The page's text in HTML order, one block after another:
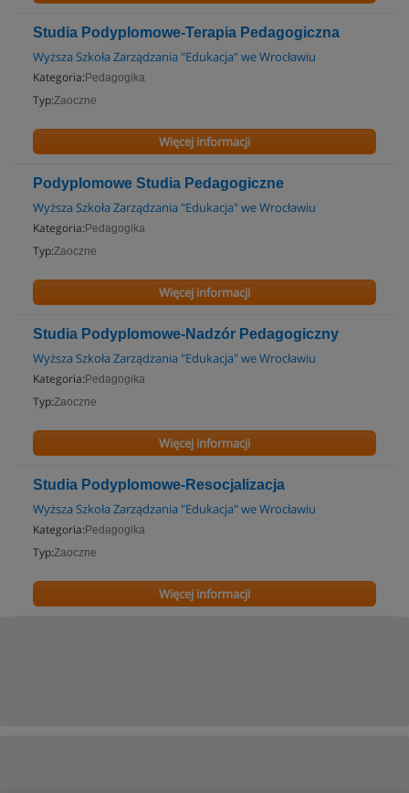
Studia Podyplomowe-Terapia Pedagogiczna
Wyższa Szkoła Zarządzania "Edukacja" we Wrocławiu
Kategoria: Pedagogika
Typ:Zaoczne
Więcej informacji
Podyplomowe Studia Pedagogiczne
Wyższa Szkoła Zarządzania "Edukacja" we Wrocławiu
Kategoria: Pedagogika
Typ:Zaoczne
Więcej informacji
Studia Podyplomowe-Nadzór Pedagogiczny
Wyższa Szkoła Zarządzania "Edukacja" we Wrocławiu
Kategoria: Pedagogika
Typ:Zaoczne
Więcej informacji
Studia Podyplomowe-Resocjalizacja
Wyższa Szkoła Zarządzania "Edukacja" we Wrocławiu
Kategoria: Pedagogika
Typ:Zaoczne
Więcej informacji